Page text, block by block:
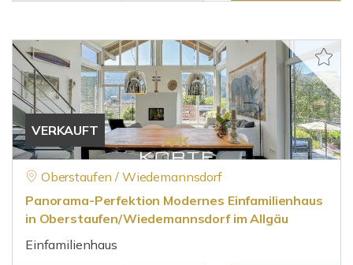
VERKAUFT
Oberstaufen / Wiedemannsdorf
Panorama-Perfektion Modernes Einfamilienhaus
in Oberstaufen/Wiedemannsdorf im Allgäu
Einfamilienhaus